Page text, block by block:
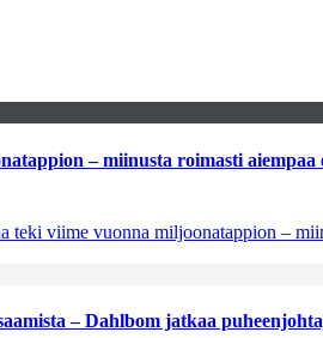
– miinusta roimasti aiempaa
teki viime vuonna miljoonatappion –
– Dahlbom jatkaa